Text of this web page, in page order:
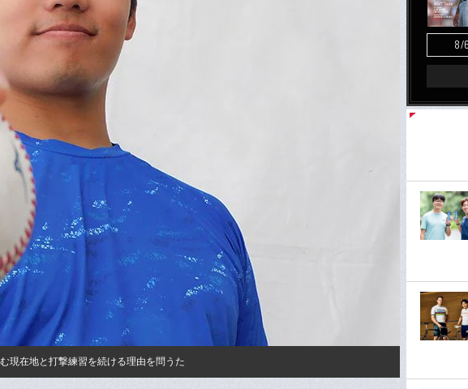
現在地と打撃練習を続ける理由を問うた
8/6